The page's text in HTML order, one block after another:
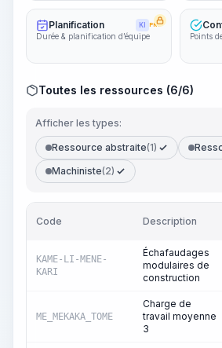
Planification KI PRO
Durée & planification d’équipe Points
Toutes les ressources (6/6)
Afficher les types:
Ressource abstraite(1)
Machiniste(2)
Code Description
KAME-LI-MENE-
KARI
Échafaudages
modulaires de
construction
ME_MEKAKA_TOME
Charge de
travail moyenne
3